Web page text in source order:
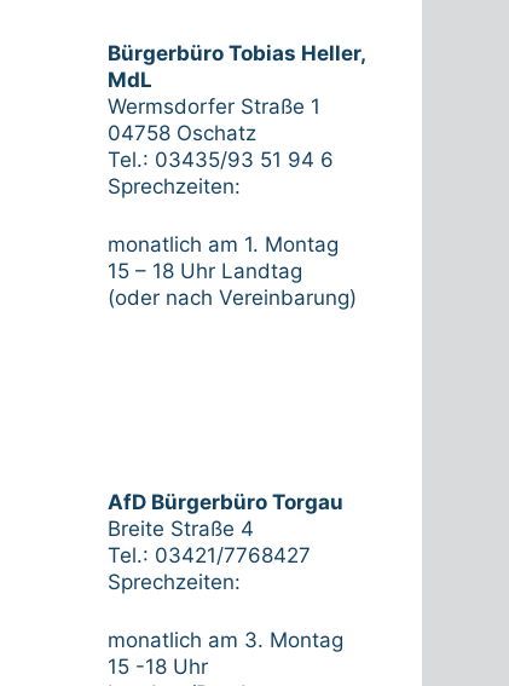
Bürgerbüro Tobias Heller,
MdL
Wermsdorfer Straße 1
04758 Oschatz
Tel.: 03435/93 51 94 6
Sprechzeiten:
monatlich am 1. Montag
15 – 18 Uhr Landtag
(oder nach Vereinbarung)
AfD Bürgerbüro Torgau
Breite Straße 4
Tel.: 03421/7768427
Sprechzeiten:
monatlich am 3. Montag
15 -18 Uhr